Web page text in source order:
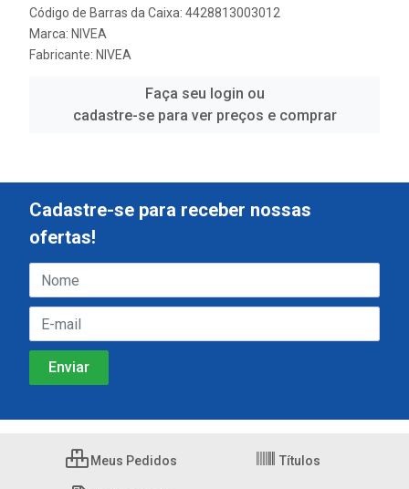
Código de Barras da Caixa: 4428813003012
Marca: NIVEA
Fabricante: NIVEA
Faça seu login ou
cadastre-se para ver preços e comprar
Cadastre-se para receber nossas
ofertas!
Meus Pedidos Títulos